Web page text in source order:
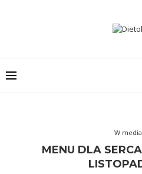
W
MENU DLA